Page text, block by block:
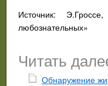
Источник:
любознательных»
Читать
Обнаружение